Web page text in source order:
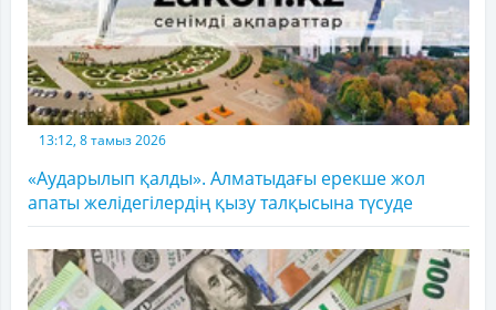
13:12, 8 тамыз 2026
«Аударылып қалды». Алматыдағы ерекше жол
апаты желідегілердің қызу талқысына түсуде